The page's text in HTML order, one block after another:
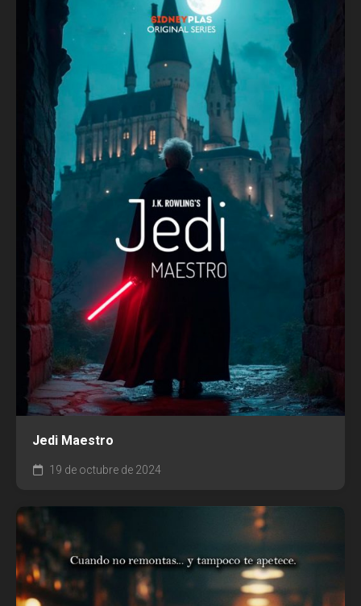
Jedi Maestro
19 de octubre de 2024